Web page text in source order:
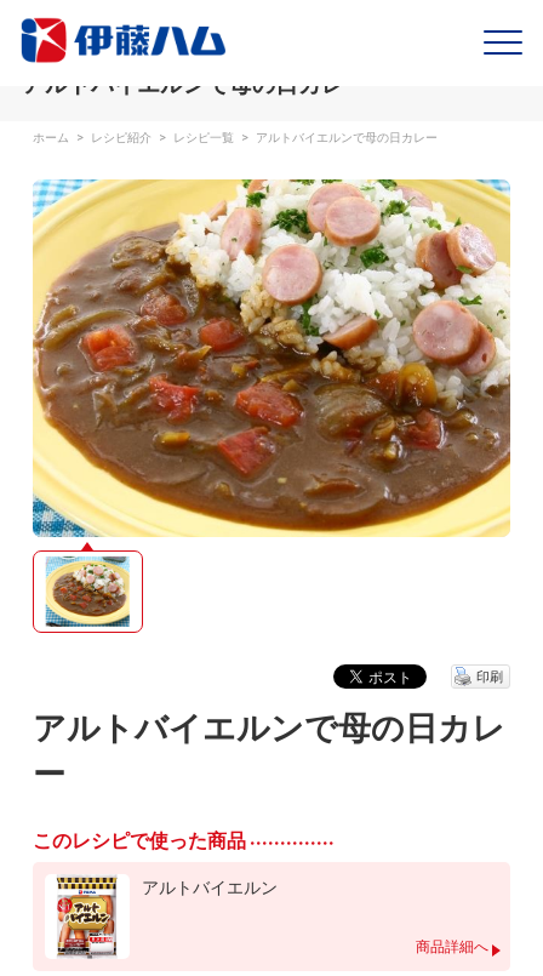
アルトバイエルンで母の日カレー
ホーム > レシピ紹介 > レシピ一覧 > アルトバイエルンで母の日カレー
アルトバイエルンで母の日カレ
ー
印刷
このレシピで使った商品
アルトバイエルン
商品詳細へ